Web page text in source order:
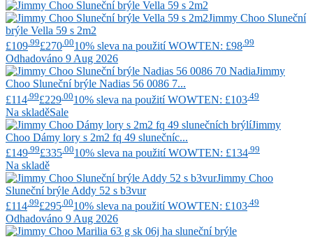
Jimmy Choo Sluneční
brýle Vella 59 s 2m2
£109.99£270.0010% sleva na použití WOWTEN: £98.99
Odhadováno 9 Aug 2026
Jimmy
Choo Sluneční brýle Nadias 56 0086 7...
£114 .99£229 .0010% sleva na použití WOWTEN: £103 .49
Na skladěSale
Jimmy
Choo Dámy lory s 2m2 fq 49 slunečníc...
£149 .99£335 .0010% sleva na použití WOWTEN: £134 .99
Na skladě
Jimmy Choo
Sluneční brýle Addy 52 s b3vur
£114.99£295.0010% sleva na použití WOWTEN: £103.49
Odhadováno 9 Aug 2026